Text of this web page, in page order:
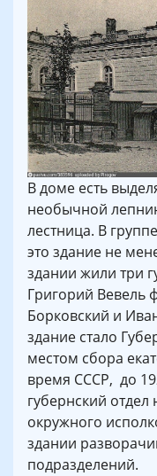
В доме есть
необычной
лестница. В
это здание не
здании жили три
Григорий Вевель
Борковский и
здание стало
местом сбора
время СССР, до
губернский отдел
окружного
здании
подразделений.